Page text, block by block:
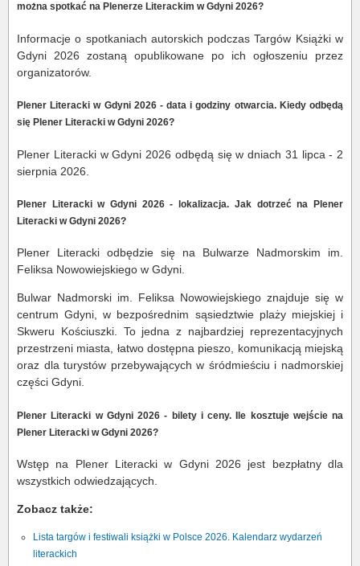
można spotkać na Plenerze Literackim w Gdyni 2026?
Informacje o spotkaniach autorskich podczas Targów Książki w
Gdyni 2026 zostaną opublikowane po ich ogłoszeniu przez
organizatorów.
Plener Literacki w Gdyni 2026 - data i godziny otwarcia. Kiedy odbędą
się Plener Literacki w Gdyni 2026?
Plener Literacki w Gdyni 2026 odbędą się w dniach 31 lipca - 2
sierpnia 2026.
Plener Literacki w Gdyni 2026 - lokalizacja. Jak dotrzeć na Plener
Literacki w Gdyni 2026?
Plener Literacki odbędzie się na Bulwarze Nadmorskim im.
Feliksa Nowowiejskiego w Gdyni.
Bulwar Nadmorski im. Feliksa Nowowiejskiego znajduje się w
centrum Gdyni, w bezpośrednim sąsiedztwie plaży miejskiej i
Skweru Kościuszki. To jedna z najbardziej reprezentacyjnych
przestrzeni miasta, łatwo dostępna pieszo, komunikacją miejską
oraz dla turystów przebywających w śródmieściu i nadmorskiej
części Gdyni.
Plener Literacki w Gdyni 2026 - bilety i ceny. Ile kosztuje wejście na
Plener Literacki w Gdyni 2026?
Wstęp na Plener Literacki w Gdyni 2026 jest bezpłatny dla
wszystkich odwiedzających.
Zobacz także:
Lista targów i festiwali książki w Polsce 2026. Kalendarz wydarzeń
literackich